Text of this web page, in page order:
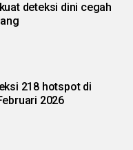
deteksi dini cegah
218 hotspot di
2026